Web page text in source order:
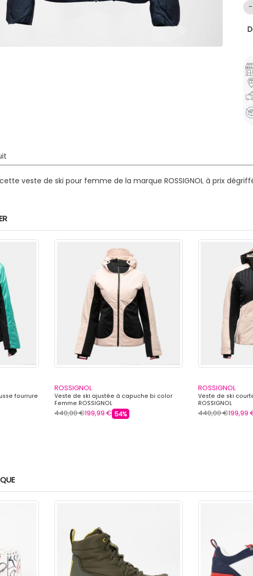
-
veste de ski pour femme de la marque ROSSIGNOL à prix
fourrure
ROSSIGNOL
Veste de ski ajustée à capuche bi color
Femme ROSSIGNOL
440,00 €199,99 € 54%
ROSSIGNOL
Veste de ski
ROSSIGNOL
440,00 €199,99